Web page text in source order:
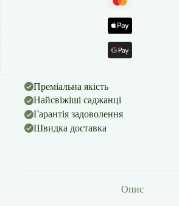
Преміальна якість
Найсвіжіші саджанці
Гарантія задоволення
Швидка доставка
Опис